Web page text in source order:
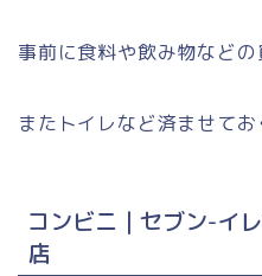
事前に食料や飲み物などの
またトイレなど済ませてお
コンビニ｜セブン-イ
店